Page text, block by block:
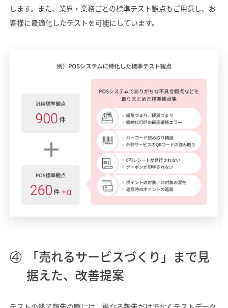
します。また、業界・業務ごとの標準テスト観点もご用意し、お
客様に最適化したテストを可能にしています。
「売れるサービスづくり」まで見
据えた、改善提案